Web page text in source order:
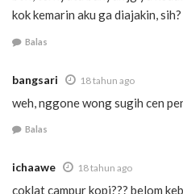
kok kemarin aku ga diajakin, sih?
Balas
bangsari 18 tahun ago
weh, nggone wong sugih cen
Balas
ichaawe 18 tahun ago
coklat campur kopi??? belom